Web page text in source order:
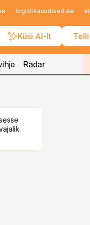
logistikauudised.ee
Küsi AI-lt
Radar